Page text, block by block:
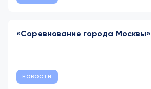
«Соревнование города Москвы»
НОВОСТИ